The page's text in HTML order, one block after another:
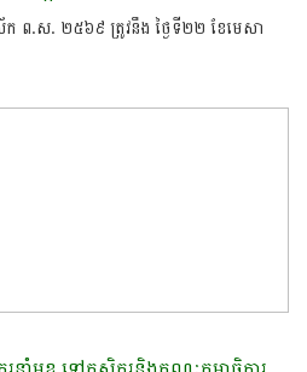
ក ព.ស. ២៥៦៩ ត្រូវនឹង ថ្ងៃទី២២ ខែមេសា